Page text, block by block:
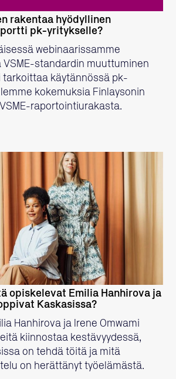
rakentaa hyödyllinen
pk-yritykselle?
webinaarissamme
standardin muuttuminen
tarkoittaa käytännössä pk-
kokemuksia Finlaysonin
raportointiurakasta.
LUE LISÄÄ
opiskelevat Emilia Hanhirova ja
Kaskasissa?
Hanhirova ja Irene Omwami
kiinnostaa kestävyydessä,
on tehdä töitä ja mitä
on herättänyt työelämästä.